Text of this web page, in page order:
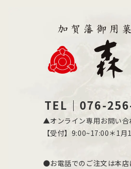
TEL｜076-
▲オンライン専用お問い合
【受付】9:00~17:00＊1月
●お電話でのご注文は本店